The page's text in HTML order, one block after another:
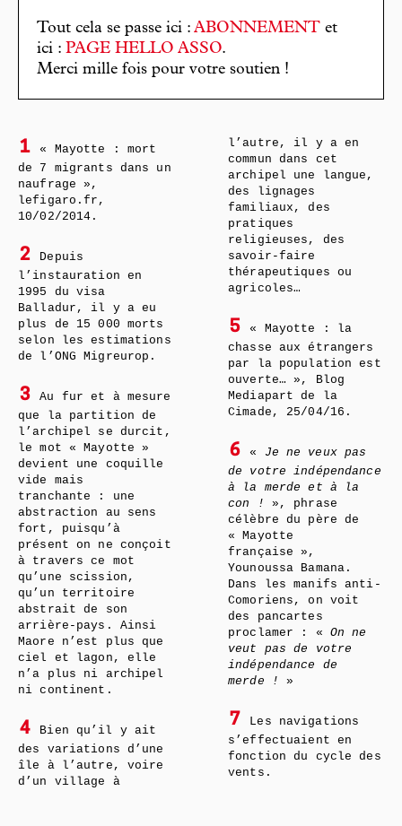
Tout cela se passe ici : ABONNEMENT et
ici : PAGE HELLO ASSO.
Merci mille fois pour votre soutien !
1
« Mayotte : mort
de 7 migrants dans un
naufrage »,
lefigaro.fr,
10/02/2014.
2
Depuis
l’instauration en
1995 du visa
Balladur, il y a eu
plus de 15 000 morts
selon les estimations
de l’ONG Migreurop.
3
Au fur et à mesure
que la partition de
l’archipel se durcit,
le mot « Mayotte »
devient une coquille
vide mais
tranchante : une
abstraction au sens
fort, puisqu’à
présent on ne conçoit
à travers ce mot
qu’une scission,
qu’un territoire
abstrait de son
arrière-pays. Ainsi
Maore n’est plus que
ciel et lagon, elle
n’a plus ni archipel
ni continent.
4
Bien qu’il y ait
des variations d’une
île à l’autre, voire
d’un village à
l’autre, il y a en
commun dans cet
archipel une langue,
des lignages
familiaux, des
pratiques
religieuses, des
savoir-faire
thérapeutiques ou
agricoles…
5
« Mayotte : la
chasse aux étrangers
par la population est
ouverte… », Blog
Mediapart de la
Cimade, 25/04/16.
6 « Je ne veux pas
de votre indépendance
à la merde et à la
con !
», phrase
célèbre du père de
« Mayotte
française »,
Younoussa Bamana.
Dans les manifs anti-
Comoriens, on voit
des pancartes
proclamer : « On ne
veut pas de votre
indépendance de
merde !
»
7
Les navigations
s’effectuaient en
fonction du cycle des
vents.